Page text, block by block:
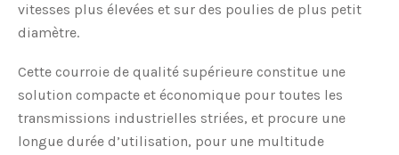
vitesses plus élevées et sur des poulies de plus petit
diamètre.
Cette courroie de qualité supérieure constitue une
solution compacte et économique pour toutes les
transmissions industrielles striées, et procure une
longue durée d’utilisation, pour une multitude